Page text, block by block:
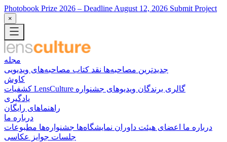
Photobook Prize 2026 – Deadline August 12, 2026 Submit Project
×
مجله
جدیدترین مصاحبه‌ها نقد کتاب مصاحبه‌های ویدیویی
کاوش
کشفیات LensCulture
گالری برندگان ویدیوهای جشنواره
یادگیری
راهنماهای رایگان
درباره ما
درباره ما
اعضای هیئت داوران نمایشگاه‌ها جشنواره‌ها مطبوعات
جلسات جوایز عکاسی